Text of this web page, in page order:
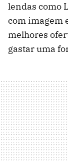
lendas como
com imagem
melhores
gastar uma